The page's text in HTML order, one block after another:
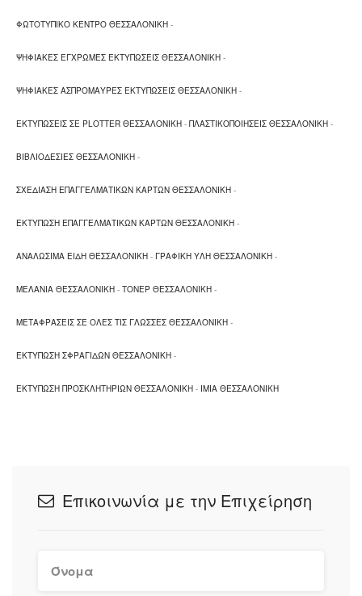
ΦΩΤΟΤΥΠΙΚΟ ΚΕΝΤΡΟ ΘΕΣΣΑΛΟΝΙΚΗ -
ΨΗΦΙΑΚΕΣ ΕΓΧΡΩΜΕΣ ΕΚΤΥΠΩΣΕΙΣ ΘΕΣΣΑΛΟΝΙΚΗ -
ΨΗΦΙΑΚΕΣ ΑΣΠΡΟΜΑΥΡΕΣ ΕΚΤΥΠΩΣΕΙΣ ΘΕΣΣΑΛΟΝΙΚΗ -
ΕΚΤΥΠΩΣΕΙΣ ΣΕ PLOTTER ΘΕΣΣΑΛΟΝΙΚΗ - ΠΛΑΣΤΙΚΟΠΟΙΗΣΕΙΣ ΘΕΣΣΑΛΟΝΙΚΗ -
ΒΙΒΛΙΟΔΕΣΙΕΣ ΘΕΣΣΑΛΟΝΙΚΗ -
ΣΧΕΔΙΑΣΗ ΕΠΑΓΓΕΛΜΑΤΙΚΩΝ ΚΑΡΤΩΝ ΘΕΣΣΑΛΟΝΙΚΗ -
ΕΚΤΥΠΩΣΗ ΕΠΑΓΓΕΛΜΑΤΙΚΩΝ ΚΑΡΤΩΝ ΘΕΣΣΑΛΟΝΙΚΗ -
ΑΝΑΛΩΣΙΜΑ ΕΙΔΗ ΘΕΣΣΑΛΟΝΙΚΗ - ΓΡΑΦΙΚΗ ΥΛΗ ΘΕΣΣΑΛΟΝΙΚΗ -
ΜΕΛΑΝΙΑ ΘΕΣΣΑΛΟΝΙΚΗ - ΤΟΝΕΡ ΘΕΣΣΑΛΟΝΙΚΗ -
ΜΕΤΑΦΡΑΣΕΙΣ ΣΕ ΟΛΕΣ ΤΙΣ ΓΛΩΣΣΕΣ ΘΕΣΣΑΛΟΝΙΚΗ -
ΕΚΤΥΠΩΣΗ ΣΦΡΑΓΙΔΩΝ ΘΕΣΣΑΛΟΝΙΚΗ -
ΕΚΤΥΠΩΣΗ ΠΡΟΣΚΛΗΤΗΡΙΩΝ ΘΕΣΣΑΛΟΝΙΚΗ - IMIA ΘΕΣΣΑΛΟΝΙΚΗ
Επικοινωνία με την Επιχείρηση